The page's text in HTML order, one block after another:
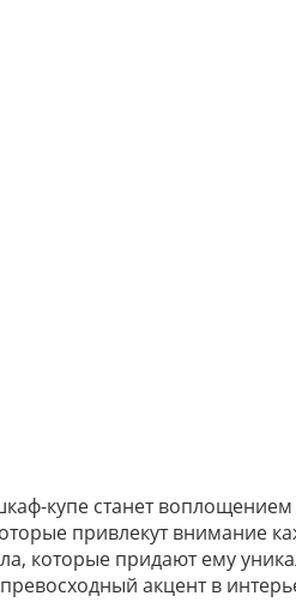
купе станет
привлекут внимание
которые придают ему
акцент в